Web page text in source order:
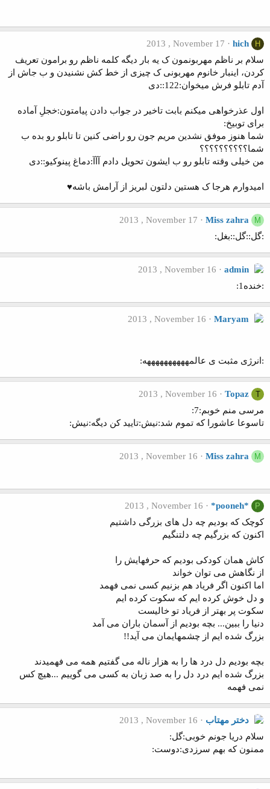
H
hich
2013 , November 17
سلام بر ناظم مهربونمون ک یه بار دیگه کلمه ناظم رو برامون تعریف
کردن، اینبار خانوم مهربونی ک چیزی از خط کش نشنیدن و ب جاش از
آدم تابلو فرش میخوان:122::دی
اول عذرخواهی میکنم بابت تاخیر در جواب دادن پیامتون:خجلِ آماده
برای توبیخ:
شما هنوز موفق نشدین مریم جون رو راضی کنین تا تابلو رو بده ب
شما؟؟؟؟؟؟؟؟؟؟
من خیلی وقته تابلو رو ب ایشون تحویل دادم آآآ:دماغ پینوکیو::دی
امیدوارم هرجا ک هستین دلتون لبریز از آرامش باشه♥
M
Miss zahra
2013 , November 17
:گل::گل::بغل:
admin
2013 , November 16
:خنده1:
Maryam
2013 , November 16
:انرژی مثبت ی عالمههههههههههه:
T
Topaz
2013 , November 16
مرسی منم خوبم:7:
تاسوعا عاشورا که تموم شد:نیش:تایید کن دیگه:نیش:
M
Miss zahra
2013 , November 16
P
*pooneh*
2013 , November 16
کوچک که بودیم چه دل های بزرگی داشتیم
اکنون که بزرگیم چه دلتنگیم
کاش همان کودکی بودیم که حرفهایش را
از نگاهش می توان خواند
اما اکنون اگر فریاد هم بزنیم کسی نمی فهمد
و دل خوش کرده ایم که سکوت کرده ایم
سکوت پر بهتر از فریاد تو خالیست
دنیا را ببین... بچه بودیم از آسمان باران می آمد
بزرگ شده ایم از چشمهایمان می آید!!
بچه بودیم دل درد ها را به هزار ناله می گفتیم همه می فهمیدند
بزرگ شده ایم درد دل را به صد زبان به کسی می گوییم ...هیچ کس
نمی فهمه
دختر مهتاب
2013 , November 16
سلام دریا جونم خوبی:گل:
ممنون که بهم سرزدی:دوست: